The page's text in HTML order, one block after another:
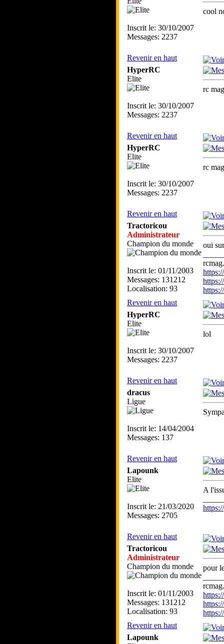
Inscrit le: 30/10/2007
Messages: 2237
cool
Revenir en haut
HyperRC
Elite
Inscrit le: 30/10/2007
Messages: 2237
rc
Revenir en haut
HyperRC
Elite
Inscrit le: 30/10/2007
Messages: 2237
rc
Revenir en haut
Tractoricou
Administrateur
Champion du monde
Inscrit le: 01/11/2003
Messages: 131212
Localisation: 93
oui
Revenir en haut
HyperRC
Elite
Inscrit le: 30/10/2007
Messages: 2237
lol
Revenir en haut
dracus
Ligue
Inscrit le: 14/04/2004
Messages: 137
Revenir en haut
Lapounk
Elite
Inscrit le: 21/03/2020
Messages: 2705
A
Revenir en haut
Tractoricou
Administrateur
Champion du monde
Inscrit le: 01/11/2003
Messages: 131212
Localisation: 93
pour
Revenir en haut
Lapounk